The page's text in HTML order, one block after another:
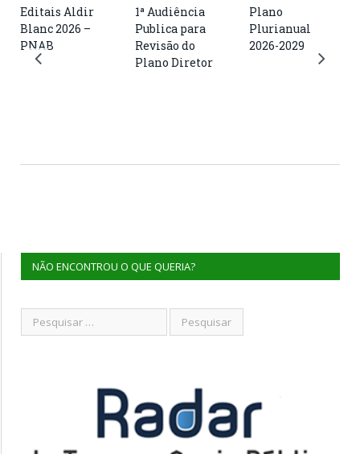
Editais Aldir
Blanc 2026 –
PNAB
1ª Audiência
Publica para
Revisão do
Plano Diretor
Plano
Plurianual
2026-2029
NÃO ENCONTROU O QUE QUERIA?